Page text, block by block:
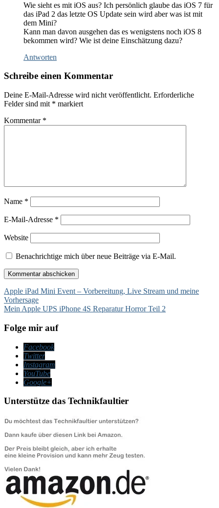
Wie sieht es mit iOS aus? Ich persönlich glaube das iOS 7 für
das iPad 2 das letzte OS Update sein wird aber was ist mit
dem Mini?
Kann man davon ausgehen das es wenigstens noch iOS 8
bekommen wird? Wie ist deine Einschätzung dazu?
Antworten
Schreibe einen Kommentar
Deine E-Mail-Adresse wird nicht veröffentlicht. Erforderliche
Felder sind mit * markiert
Kommentar *
Name *
E-Mail-Adresse *
Website
Benachrichtige mich über neue Beiträge via E-Mail.
Beitragsnavigation
Apple iPad Mini Event – Vorbereitung, Live Stream und meine
Vorhersage
Mein Apple UPS iPhone 4S Reparatur Horror Teil 2
Folge mir auf
Facebook
Twitter
Instagram
YouTube
Google+
Unterstütze das Technikfaultier